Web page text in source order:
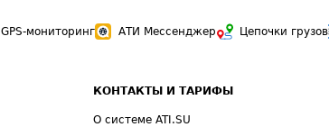
GPS-мониторинг АТИ Мессенджер Цепочки грузов
КОНТАКТЫ И ТАРИФЫ
О системе ATI.SU